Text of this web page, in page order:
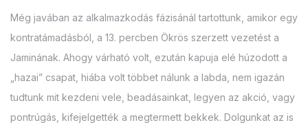
Még javában az alkalmazkodás fázisánál tartottunk, amikor egy
kontratámadásból, a 13. percben Ökrös szerzett vezetést a
Jaminának. Ahogy várható volt, ezután kapuja elé húzodott a
„hazai” csapat, hiába volt többet nálunk a labda, nem igazán
tudtunk mit kezdeni vele, beadásainkat, legyen az akció, vagy
pontrúgás, kifejelgették a megtermett bekkek. Dolgunkat az is